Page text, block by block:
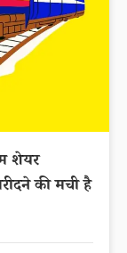
शेयर
की मची है